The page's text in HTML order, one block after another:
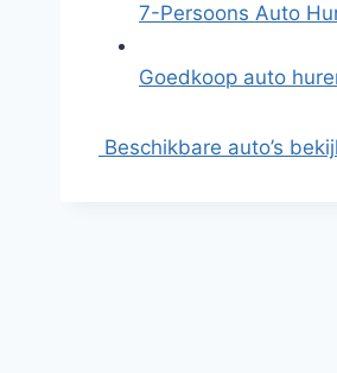
7-Persoons Auto
Goedkoop auto
Beschikbare auto’s